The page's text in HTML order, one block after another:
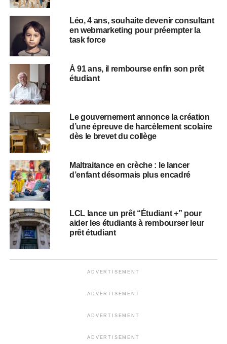
Léo, 4 ans, souhaite devenir consultant
en webmarketing pour préempter la
task force
À 91 ans, il rembourse enfin son prêt
étudiant
Le gouvernement annonce la création
d’une épreuve de harcèlement scolaire
dès le brevet du collège
Maltraitance en crèche : le lancer
d’enfant désormais plus encadré
LCL lance un prêt “Étudiant +” pour
aider les étudiants à rembourser leur
prêt étudiant
ADVERTISEMENT
ADVERTISEMENT
ADVERTISEMENT
ADVERTISEMENT